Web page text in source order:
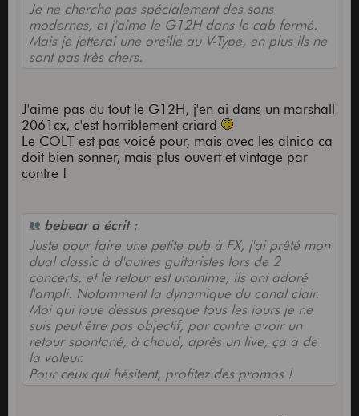
Je ne cherche pas spécialement des sons
modernes, et j'aime le G12H dans le cab fermé.
Mais je jetterai une oreille au V-Type, en plus ils ne
sont pas très chers.
J'aime pas du tout le G12H, j'en ai dans un marshall
2061cx, c'est horriblement criard
Le COLT est pas voicé pour, mais avec les alnico ca
doit bien sonner, mais plus ouvert et vintage par
contre !
bebear a écrit :
Juste pour faire une petite pub à FX, j'ai prêté mon
dual classic à d'autres guitaristes lors de 2
concerts, et le retour est unanime, ils ont adoré
l'ampli. Notamment la dynamique du canal clair.
Moi qui joue dessus presque tous les jours je ne
suis peut être pas objectif, par contre avoir un
retour spontané, à chaud, après un live, ça a de
la valeur.
Pour ceux qui hésitent, profitez des promos !